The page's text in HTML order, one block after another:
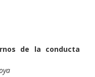
de la conducta